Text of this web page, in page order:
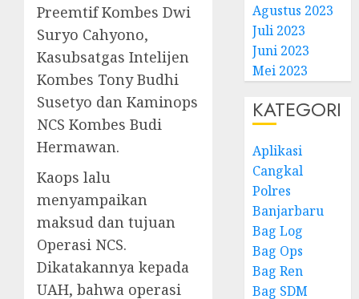
Preemtif Kombes Dwi
Suryo Cahyono,
Kasubsatgas Intelijen
Kombes Tony Budhi
Susetyo dan Kaminops
NCS Kombes Budi
Hermawan.
Kaops lalu
menyampaikan
maksud dan tujuan
Operasi NCS.
Dikatakannya kepada
UAH, bahwa operasi
Agustus 2023
Juli 2023
Juni 2023
Mei 2023
KATEGORI
Aplikasi
Cangkal
Polres
Banjarbaru
Bag Log
Bag Ops
Bag Ren
Bag SDM